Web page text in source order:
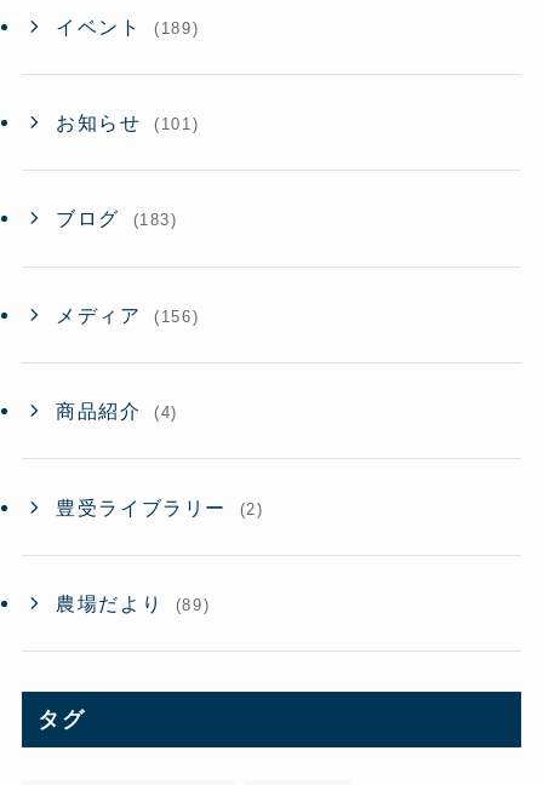
イベント (189)
お知らせ (101)
ブログ (183)
メディア (156)
商品紹介 (4)
豊受ライブラリー (2)
農場だより (89)
タグ